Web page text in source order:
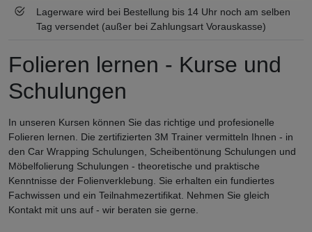
Lagerware wird bei Bestellung bis 14 Uhr noch am selben
Tag versendet (außer bei Zahlungsart Vorauskasse)
Folieren lernen - Kurse und
Schulungen
In unseren Kursen können Sie das richtige und profesionelle
Folieren lernen. Die zertifizierten 3M Trainer vermitteln Ihnen - in
den Car Wrapping Schulungen, Scheibentönung Schulungen und
Möbelfolierung Schulungen - theoretische und praktische
Kenntnisse der Folienverklebung. Sie erhalten ein fundiertes
Fachwissen und ein Teilnahmezertifikat. Nehmen Sie gleich
Kontakt mit uns auf - wir beraten sie gerne.